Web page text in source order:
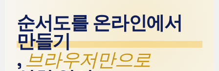
순서도를 온라인에서
만들기
,브라우저만으로